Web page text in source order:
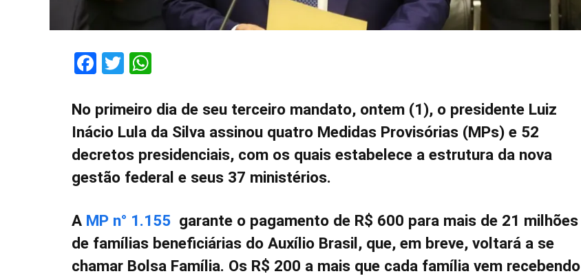
Facebook
Twitter
No primeiro dia de seu terceiro mandato, ontem (1), o presidente Luiz
Inácio Lula da Silva assinou quatro Medidas Provisórias (MPs) e 52
decretos presidenciais, com os quais estabelece a estrutura da nova
gestão federal e seus 37 ministérios.
A MP n° 1.155 garante o pagamento de R$ 600 para mais de 21 milhões
de famílias beneficiárias do Auxílio Brasil, que, em breve, voltará a se
chamar Bolsa Família. Os R$ 200 a mais que cada família vem recebendo